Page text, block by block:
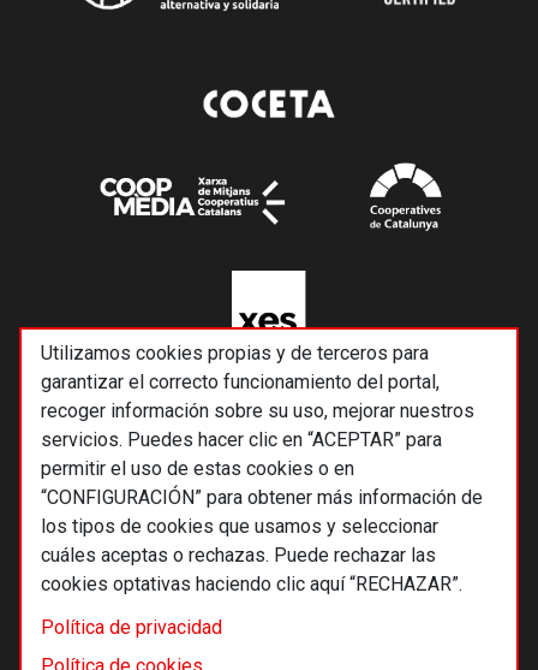
Utilizamos cookies propias y de terceros para
garantizar el correcto funcionamiento del portal,
recoger información sobre su uso, mejorar nuestros
servicios. Puedes hacer clic en “ACEPTAR” para
permitir el uso de estas cookies o en
“CONFIGURACIÓN” para obtener más información de
los tipos de cookies que usamos y seleccionar
cuáles aceptas o rechazas. Puede rechazar las
cookies optativas haciendo clic aquí “RECHAZAR”.
Política de privacidad
© 2026 Alternativas económicas SCCL
Footer
Términos y condiciones de uso